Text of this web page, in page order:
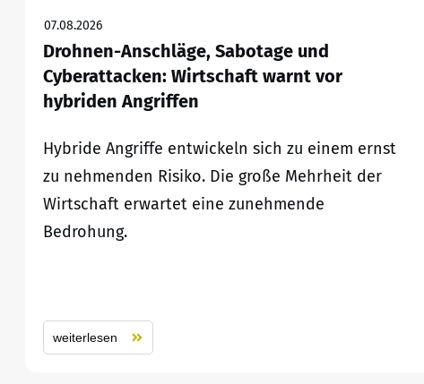
07.08.2026
Drohnen-Anschläge, Sabotage und
Cyberattacken: Wirtschaft warnt vor
hybriden Angriffen
Hybride Angriffe entwickeln sich zu einem ernst
zu nehmenden Risiko. Die große Mehrheit der
Wirtschaft erwartet eine zunehmende
Bedrohung.
weiterlesen